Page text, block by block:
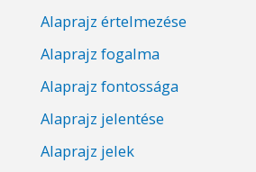
Alaprajz értelmezése
Alaprajz fogalma
Alaprajz fontossága
Alaprajz jelentése
Alaprajz jelek